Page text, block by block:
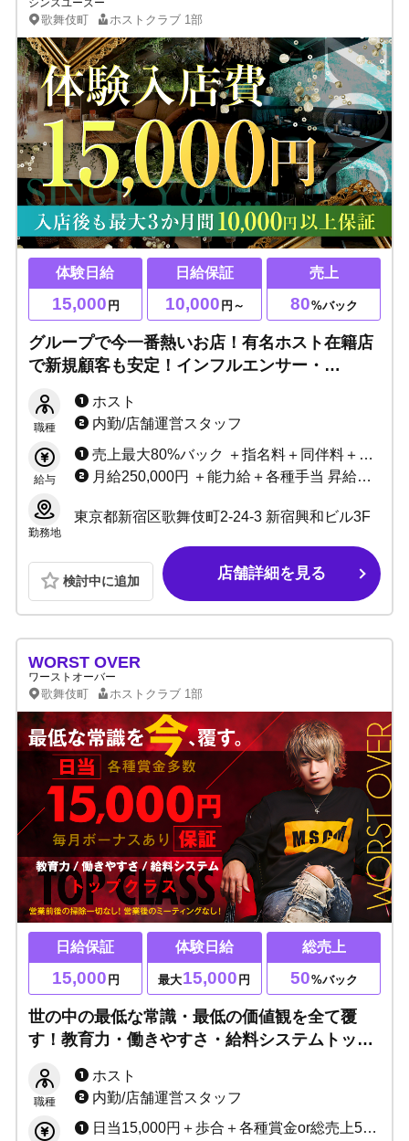
シンスユーズー
歌舞伎町 ホストクラブ 1部
体験日給
15,000 円
日給保証
10,000 円～
売上
80%バック
グループで今一番熱いお店！有名ホスト在籍店
で新規顧客も安定！インフルエンサー・
り！
職種
ホスト
内勤/店舗運営スタッフ
給与
売上最大80%バック ＋指名料＋同伴料＋各種賞金
月給250,000円 ＋能力給＋各種手当 昇給随時
勤務地
東京都新宿区歌舞伎町2-24-3 新宿興和ビル3F
検討中に追加 店舗詳細を見る
WORST OVER
ワーストオーバー
歌舞伎町 ホストクラブ 1部
日給保証
15,000 円
体験日給
最大15,000 円
総売上
50%バック
世の中の最低な常識・最低の価値観を全て覆
す！教育力・働きやすさ・給料システムトップ
職種
ホスト
内勤/店舗運営スタッフ
日当15,000円＋歩合＋各種賞金or総売上50％～＋各種賞金 アルバイトも歓迎！ 給料詳細は面接時にご説明致します。